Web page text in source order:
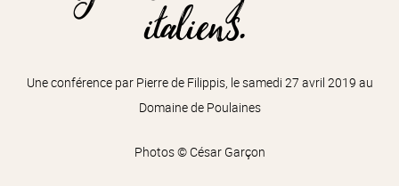
italiens.
Une conférence par Pierre de Filippis, le samedi 27 avril 2019 au
Domaine de Poulaines
Photos © César Garçon